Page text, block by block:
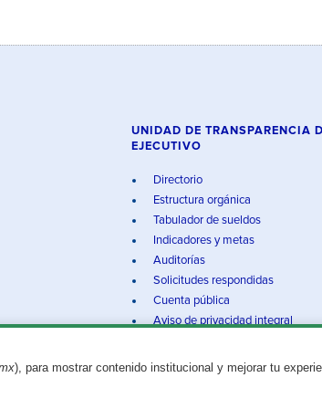
), para mostrar contenido institucional y mejorar tu
UNIDAD DE TRANSPARENCIA
EJECUTIVO
Directorio
Estructura orgánica
Tabulador de sueldos
Indicadores y metas
Auditorías
Solicitudes respondidas
Cuenta pública
Aviso de privacidad integral
Gobierno del Estado de Guanajuato